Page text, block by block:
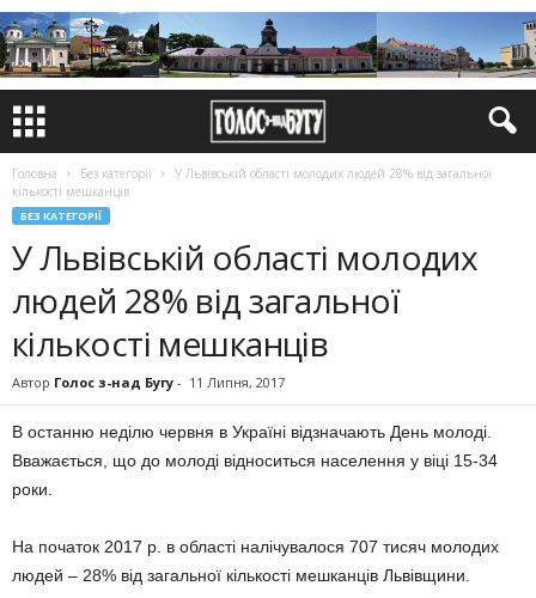
Головна Без категорії
У Львівській області молодих людей 28% від загальної
кількості мешканців
БЕЗ КАТЕГОРІЇ
У Львівській області молодих
людей 28% від загальної
кількості мешканців
Автор Голос з-над Бугу - 11 Липня, 2017
В останню неділю червня в Україні відзначають День молоді.
Вважається, що до молоді відноситься населення у віці 15-34
роки.
На початок 2017 р. в області налічувалося 707 тисяч молодих
людей – 28% від загальної кількості мешканців Львівщини.